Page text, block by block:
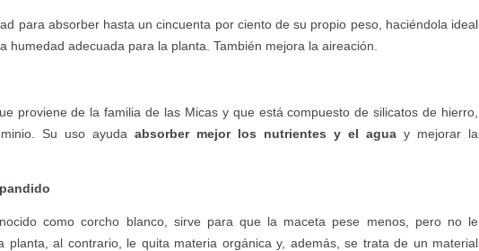
para absorber hasta un cincuenta por ciento de su propio peso, haciéndola ideal
humedad adecuada para la planta. También mejora la aireación.
proviene de la familia de las Micas y que está compuesto de silicatos de hierro,
Su uso ayuda absorber mejor los nutrientes y el agua y mejorar la
como corcho blanco, sirve para que la maceta pese menos, pero no le
planta, al contrario, le quita materia orgánica y, además, se trata de un material